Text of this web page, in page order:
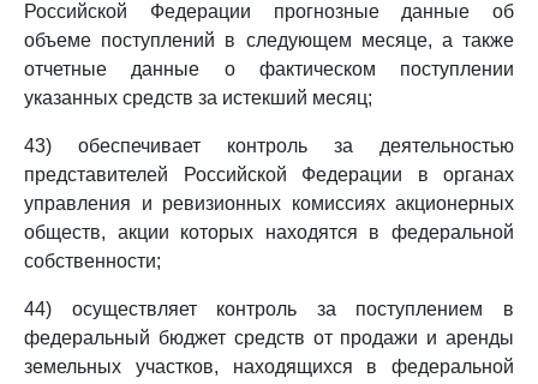
Российской Федерации прогнозные данные об
объеме поступлений в следующем месяце, а также
отчетные данные о фактическом поступлении
указанных средств за истекший месяц;
43) обеспечивает контроль за деятельностью
представителей Российской Федерации в органах
управления и ревизионных комиссиях акционерных
обществ, акции которых находятся в федеральной
собственности;
44) осуществляет контроль за поступлением в
федеральный бюджет средств от продажи и аренды
земельных участков, находящихся в федеральной